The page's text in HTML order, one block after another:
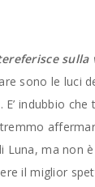
sulla
sono le luci
E’ indubbio
Luna, ma non
il miglior